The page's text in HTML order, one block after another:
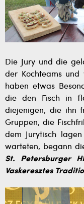
Die Jury und die
der Kochteams und
haben etwas
die den Fisch in
diejenigen, die ihn
Gruppen, die
dem Jurytisch
warteten, begann
St. Petersburger
Vaskeresztes